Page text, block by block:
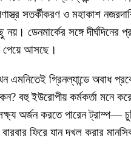
সতর্কীকরণ ও মহাকাশ
ডেনমার্কের সঙ্গে দীর্ঘদিনের
পেয়ে আসছে।
এমনিতেই গ্রিনল্যান্ডে অবাধ
বহু ইউরোপীয় কর্মকর্তা মনে
অর্জন করতে পারেন ট্রাম্প—
ফিরে যান দখল করার